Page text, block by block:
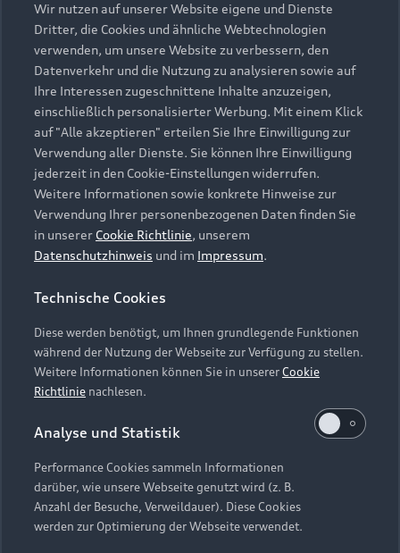
Alle Modelle
Modelle vergleichen
Elektromodelle
Plug-in-Hybride
Kaufen & leasen
Neuwagensuche
Gebrauchtwagensuche
Gebrauchtwagen
Finanzierung
Aktionen & Angebote
Geschäftskunden
Service & Zubehör
Saisonale Angebote
Audi Services
Garantie
Audi digital services
myAudi
Support
Kundenservice
Händlersuche
Audi Code
Online-Terminvereinbarung
Servicekontakt
Vertrag widerrufen
Über Audi
Unternehmen
Karriere
Investor Relations
Presse & Media Center
Datenschutz
Audi erleben
Newsletter
Impressum Rechtliches
Hinweisgebersystem
Datenschutzinformation
Cookie-Einstellungen
Cookie-Richtlinie
Barrierefreiheit
Hinweis: Die aktuelle Darstellung und Anordnung der
Embleme am Fahrzeug bei allen Abbildungen auf dieser
Webseite kann abweichen.
Wir nutzen auf unserer Website eigene und Dienste
Dritter, die Cookies und ähnliche Webtechnologien
verwenden, um unsere Website zu verbessern, den
Datenverkehr und die Nutzung zu analysieren sowie auf
Ihre Interessen zugeschnittene Inhalte anzuzeigen,
einschließlich personalisierter Werbung. Mit einem Klick
auf "Alle akzeptieren" erteilen Sie Ihre Einwilligung zur
Verwendung aller Dienste. Sie können Ihre Einwilligung
jederzeit in den Cookie-Einstellungen widerrufen.
Weitere Informationen sowie konkrete Hinweise zur
Verwendung Ihrer personenbezogenen Daten finden Sie
in unserer Cookie Richtlinie, unserem
Datenschutzhinweis und im Impressum.
Technische Cookies
Diese werden benötigt, um Ihnen grundlegende Funktionen
während der Nutzung der Webseite zur Verfügung zu stellen.
Weitere Informationen können Sie in unsererCookie
Richtlinie nachlesen.
Analyse und Statistik
Performance Cookies sammeln Informationen
darüber, wie unsere Webseite genutzt wird (z. B.
Anzahl der Besuche, Verweildauer). Diese Cookies
werden zur Optimierung der Webseite verwendet.